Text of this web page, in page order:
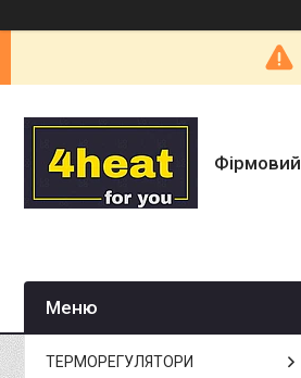
ТЕРМОРЕГУЛЯТОРИ